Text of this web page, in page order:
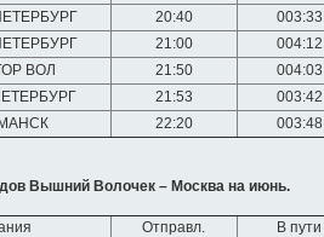
20:40 003:33
21:00 004:12
ВОЛ 21:50 004:03
21:53 003:42
22:20 003:48
Вышний Волочек – Москва на июнь.
Отправл. В пути